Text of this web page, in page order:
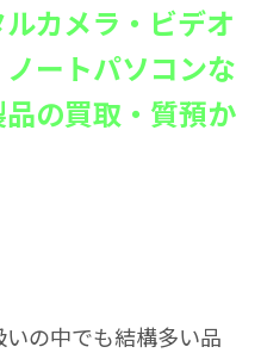
カメラ・ビデオ
ートパソコンな
の買取・質預か
の中でも結構多い品